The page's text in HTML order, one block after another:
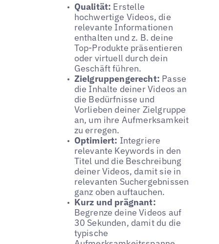
Qualität: Erstelle
hochwertige Videos, die
relevante Informationen
enthalten und z. B. deine
Top-Produkte präsentieren
oder virtuell durch dein
Geschäft führen.
Zielgruppengerecht: Passe
die Inhalte deiner Videos an
die Bedürfnisse und
Vorlieben deiner Zielgruppe
an, um ihre Aufmerksamkeit
zu erregen.
Optimiert: Integriere
relevante Keywords in den
Titel und die Beschreibung
deiner Videos, damit sie in
relevanten Suchergebnissen
ganz oben auftauchen.
Kurz und prägnant:
Begrenze deine Videos auf
30 Sekunden, damit du die
typische